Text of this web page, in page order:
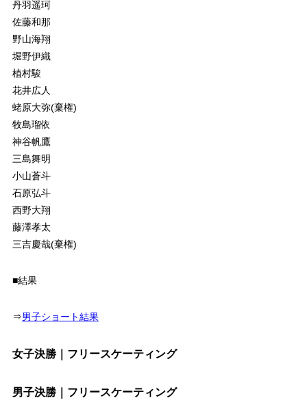
丹羽遥珂
佐藤和那
野山海翔
堀野伊織
植村駿
花井広人
蛯原大弥(棄権)
牧島瑠依
神谷帆鷹
三島舞明
小山蒼斗
石原弘斗
西野大翔
藤澤孝太
三吉慶哉(棄権)
■結果
⇒男子ショート結果
女子決勝｜フリースケーティング
男子決勝｜フリースケーティング